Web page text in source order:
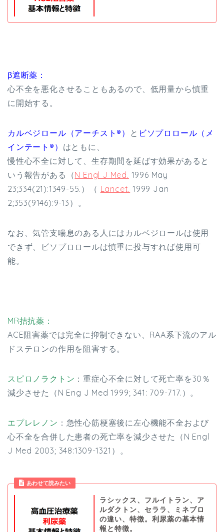
β遮断薬：
心不全を悪化させることもあるので、低用量から慎重
に開始する。
カルベジロール（アーチスト®） と ビソプロロール（メ
インテート®） はともに、
慢性心不全に対して、生存期間を延ばす効果があると
いう報告がある（N Engl J Med. 1996 May
23;334(21):1349-55.）（ Lancet. 1999 Jan
2;353(9146):9-13）。
なお、気管支喘息のある人にはカルベジロールは使用
できず、ビソプロロールは慎重に投与すれば使用可
能。
MR拮抗薬：
ACE阻害薬では完全に抑制できない、RAA系下流のアル
ドステロンの作用を阻害する。
スピロノラクトン ：重症心不全に対して死亡率を30％
減少させた（N Eng J Med 1999; 341: 709-717.）。
エプレレノン ：急性心筋梗塞後に左心機能不全および
心不全を合併した患者の死亡率を減少させた（N Engl
J Med 2003; 348:1309-1321）。
あわせて読みたい
ラシックス、フルイトラン、ア
ルダクトン、セララ、ミネブロ
の違い、特徴。利尿薬の基本情
報と特徴。